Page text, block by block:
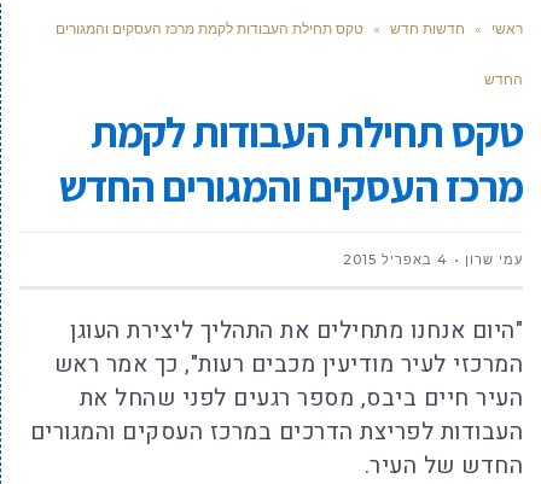
ראשי » חדשות חדש » טקס תחילת העבודות לקמת מרכז העסקים והמגורים
החדש
טקס תחילת העבודות לקמת
מרכז העסקים והמגורים החדש
עמי שרון 4 באפריל 2015
"היום אנחנו מתחילים את התהליך ליצירת העוגן
המרכזי לעיר מודיעין מכבים רעות", כך אמר ראש
העיר חיים ביבס, מספר רגעים לפני שהחל את
העבודות לפריצת הדרכים במרכז העסקים והמגורים
החדש של העיר.